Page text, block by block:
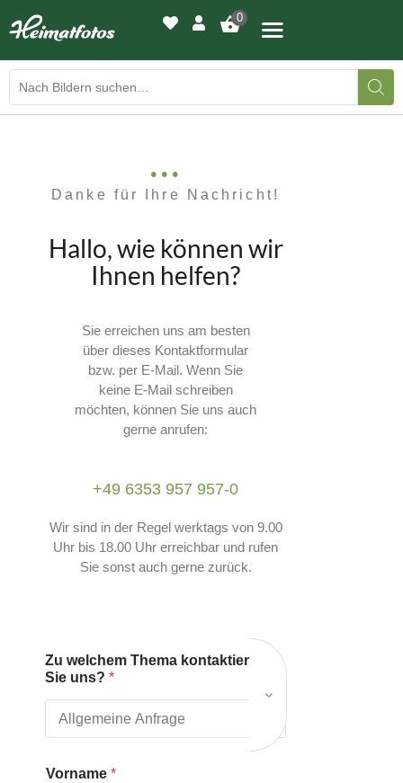
0
DRUCKQUALITÄTEN
WIR DRUCKEN IHR BILD
HEIMATLICHTER
KONTAKT
Danke für Ihre Nachricht!
Hallo, wie können wir
Ihnen helfen?
Sie erreichen uns am besten
über dieses Kontaktformular
bzw. per E-Mail. Wenn Sie
keine E-Mail schreiben
möchten, können Sie uns auch
gerne anrufen:
+49 6353 957 957-0
Wir sind in der Regel werktags von 9.00
Uhr bis 18.00 Uhr erreichbar und rufen
Sie sonst auch gerne zurück.
w
e
l
m
Zu welchem Thema kontaktieren
Sie uns? *
Vorname *